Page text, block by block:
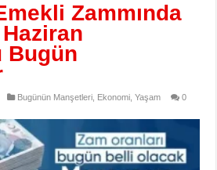
Zammında
Bugün
Bugünün Manşetleri, Ekonomi,Yaşam
0